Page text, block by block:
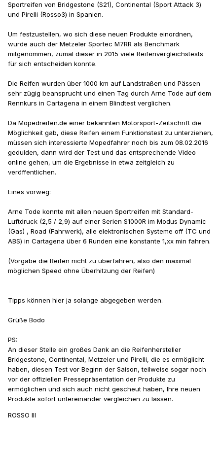
Sportreifen von Bridgestone (S21), Continental (Sport Attack 3)
und Pirelli (Rosso3) in Spanien.
Um festzustellen, wo sich diese neuen Produkte einordnen,
wurde auch der Metzeler Sportec M7RR als Benchmark
mitgenommen, zumal dieser in 2015 viele Reifenvergleichstests
für sich entscheiden konnte.
Die Reifen wurden über 1000 km auf Landstraßen und Pässen
sehr zügig beansprucht und einen Tag durch Arne Tode auf dem
Rennkurs in Cartagena in einem Blindtest verglichen.
Da Mopedreifen.de einer bekannten Motorsport-Zeitschrift die
Möglichkeit gab, diese Reifen einem Funktionstest zu unterziehen,
müssen sich interessierte Mopedfahrer noch bis zum 08.02.2016
gedulden, dann wird der Test und das entsprechende Video
online gehen, um die Ergebnisse in etwa zeitgleich zu
veröffentlichen.
Eines vorweg:
Arne Tode konnte mit allen neuen Sportreifen mit Standard-
Luftdruck (2,5 / 2,9) auf einer Serien S1000R im Modus Dynamic
(Gas) , Road (Fahrwerk), alle elektronischen Systeme off (TC und
ABS) in Cartagena über 6 Runden eine konstante 1,xx min fahren.
(Vorgabe die Reifen nicht zu überfahren, also den maximal
möglichen Speed ohne Überhitzung der Reifen)
Tipps können hier ja solange abgegeben werden.
Grüße Bodo
PS:
An dieser Stelle ein großes Dank an die Reifenhersteller
Bridgestone, Continental, Metzeler und Pirelli, die es ermöglicht
haben, diesen Test vor Beginn der Saison, teilweise sogar noch
vor der offiziellen Pressepräsentation der Produkte zu
ermöglichen und sich auch nicht gescheut haben, Ihre neuen
Produkte sofort untereinander vergleichen zu lassen.
ROSSO III